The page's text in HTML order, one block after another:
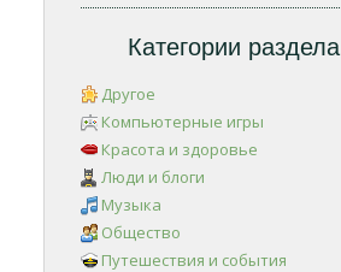
Категории раздела
Другое
Компьютерные игры
Красота и здоровье
Люди и блоги
Музыка
Общество
Путешествия и события